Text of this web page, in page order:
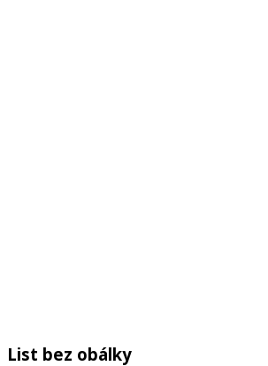
List bez obálky